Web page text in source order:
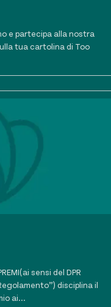
e partecipa alla nostra
tua cartolina di Too
sensi del DPR
disciplina il
ai...